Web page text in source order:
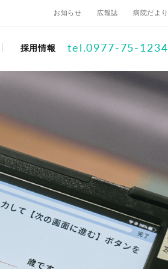
採用情報
お知らせ 広報誌 病院だより
tel.0977-75-1234